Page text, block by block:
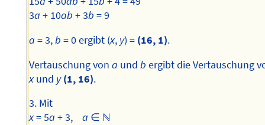
3a + 10ab + 3b = 9
a = 3,b = 0 ergibt (x, y) = (16, 1).
Vertauschung vona undb ergibt die Vertauschung
xund y (1, 16).
3. Mit
x= 5a + 3,a ∈ ℕ